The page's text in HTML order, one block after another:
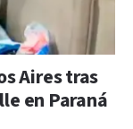
Aires tras
en Paraná